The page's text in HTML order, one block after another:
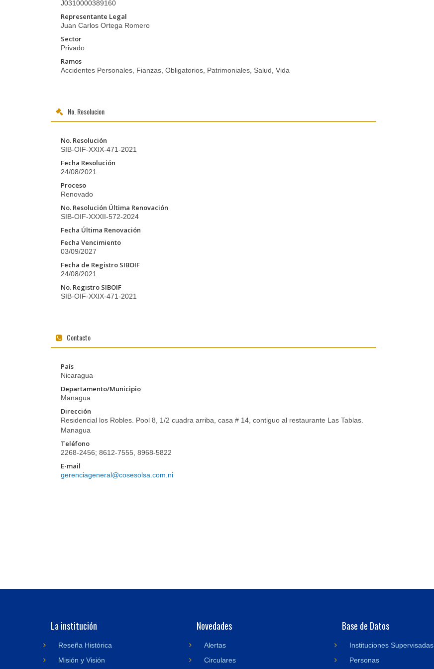
J0310000389160
Representante Legal
Juan Carlos Ortega Romero
Sector
Privado
Ramos
Accidentes Personales, Fianzas, Obligatorios, Patrimoniales, Salud, Vida
No. Resolucion
No. Resolución
SIB-OIF-XXIX-471-2021
Fecha Resolución
24/08/2021
Proceso
Renovado
No. Resolución Última Renovación
SIB-OIF-XXXII-572-2024
Fecha Última Renovación
Fecha Vencimiento
03/09/2027
Fecha de Registro SIBOIF
24/08/2021
No. Registro SIBOIF
SIB-OIF-XXIX-471-2021
Contacto
País
Nicaragua
Departamento/Municipio
Managua
Dirección
Residencial los Robles. Pool 8, 1/2 cuadra arriba, casa # 14, contiguo al restaurante Las Tablas.
Managua
Teléfono
2268-2456; 8612-7555, 8968-5822
E-mail
gerenciageneral@cosesolsa.com.ni
La institución
Reseña Histórica
Misión y Visión
Novedades
Alertas
Circulares
Base de Datos
Instituciones Supervisadas
Personas